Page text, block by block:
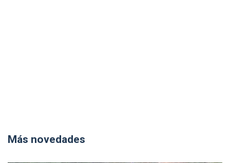
Más novedades